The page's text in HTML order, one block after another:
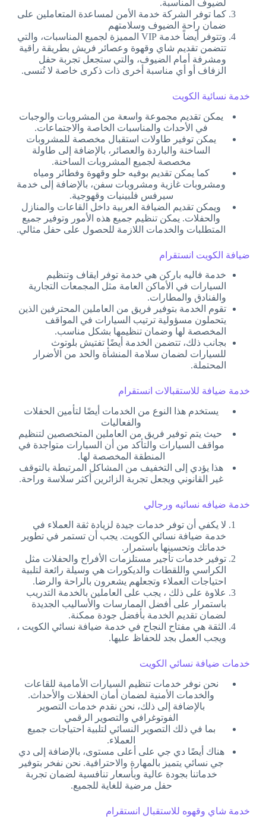
لضيوف المناسبة.
كما توفر الشركة خدمة الأمن لمساعدة المتعاملين على
ضمان راحة الضيوف وسلامتهم
وتتوفر أيضاً خدمة VIP المميزة لجميع المناسبات، والتي
تتضمن تقديم شاي وقهوة وعصائر فريش بطريقة راقية
ومشرفة أمام الضيوف، والتي ستجعل تجربة حفل
الزفاف أو أي مناسبة أخرى ذات ذكرى خاصة لا تُنسى.
خدمة نسائية الكويت
يمكن تقديم مجموعة واسعة من المشروبات والوجبات
في الأحداث والمناسبات الخاصة والاجتماعات.
يمكن توفير طاولات استقبال مخصصة للمشروبات
الساخنة والباردة والعصائر، بالإضافة إلى طاولة
مخصصة لجميع المشروبات الساخنة.
كما يمكن تقديم بوفيه حلو وقهوة وفطائر ومياه
ومشروبات غازية ومشروبات سفن، بالإضافة إلى خدمة
سيرفس فلبينيات وقهوجية.
ويمكن تقديم الضيافة العربية داخل القاعات والمنازل
والحفلات. يمكن تنظيم جميع هذه الأمور وتوفير جميع
المتطلبات والخدمات اللازمة للحصول على حفل مثالي.
ضيافة الكويت انستقرام
خدمة فاليه باركن هي خدمة توفر ايقاف وتنظيم
السيارات في الأماكن العامة مثل المجمعات التجارية
والفنادق والمطارات.
تقوم الخدمة بتوفير فريق من العاملين المحترفين الذين
يتحملون مسؤولية ترتيب السيارات في المواقف
المخصصة لها وضمان تنظيمها بشكل مناسب.
بجانب ذلك، تتضمن الخدمة أيضًا تفتيش بلوتوث
للسيارات لضمان سلامة المنشأة والحد من الأضرار
المحتملة.
خدمة ضيافة للاستقبالات انستقرام
يستخدم هذا النوع من الخدمات أيضًا لتأمين الحفلات
والفعاليات
حيث يتم توفير فريق من العاملين المتخصصين لتنظيم
مواقف السيارات والتأكد من أن السيارات متواجدة في
المنطقة المخصصة لها.
هذا يؤدي إلى التخفيف من المشاكل المرتبطة بالتوقف
غير القانوني ويجعل تجربة الزائرين أكثر سلاسة وراحة.
خدمة ضيافه نسائيه ورجالي
لا يكفي أن توفر خدمات جيدة لزيادة ثقة العملاء في
خدمة ضيافة نسائي الكويت. يجب أن تستمر في تطوير
خدماتك وتحسينها باستمرار.
توفير خدمات تأجير مستلزمات الأفراح والحفلات مثل
الكراسي واللقطات والديكورات هي وسيلة رائعة لتلبية
احتياجات العملاء وتجعلهم يشعرون بالراحة والرضا.
علاوة على ذلك ، يجب على العاملين بالخدمة التدريب
باستمرار على أفضل الممارسات والأساليب الجديدة
لضمان تقديم الخدمة بأفضل جودة ممكنة.
الثقة هي مفتاح النجاح في خدمة ضيافة نسائي الكويت ،
ويجب العمل بجد للحفاظ عليها.
خدمات ضيافة نسائي الكويت
نحن نوفر خدمات تنظيم السيارات الأمامية للقاعات
والخدمات الأمنية لضمان أمان الحفلات والأحداث.
بالإضافة إلى ذلك، نحن نقدم خدمات التصوير
الفوتوغرافي والتصوير الرقمي
بما في ذلك التصوير النسائي لتلبية احتياجات جميع
العملاء.
هناك أيضًا دي جي على أعلى مستوى، بالإضافة إلى دي
جي نسائي يتميز بالمهارة والاحترافية. نحن نفخر بتوفير
خدماتنا بجودة عالية وبأسعار تنافسية لضمان تجربة
حفل مرضية للغاية للجميع.
خدمة شاي وقهوه للاستقبال انستقرام